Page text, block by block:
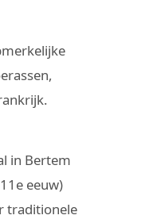
in Bertem
eeuw)
traditionele